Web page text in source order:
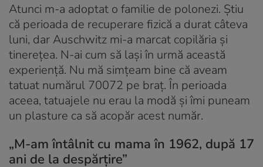
Atunci m-a adoptat o familie de polonezi. Știu
că perioada de recuperare fizică a durat câteva
luni, dar Auschwitz mi-a marcat copilăria și
tinerețea. N-ai cum să lași în urmă această
experiență. Nu mă simțeam bine că aveam
tatuat numărul 70072 pe braț. În perioada
aceea, tatuajele nu erau la modă și îmi puneam
un plasture ca să acopăr acest număr.
„M-am întâlnit cu mama în 1962, după 17
ani de la despărțire”